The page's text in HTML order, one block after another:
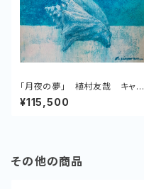
「月夜の夢」 植村友哉 キャン
バス、アクリル
¥115,500
その他の商品